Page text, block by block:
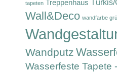
tapeten Treppenhaus Türkis/
Wall&Deco wandfarbe
Wandputz
Wasserfeste Tapete